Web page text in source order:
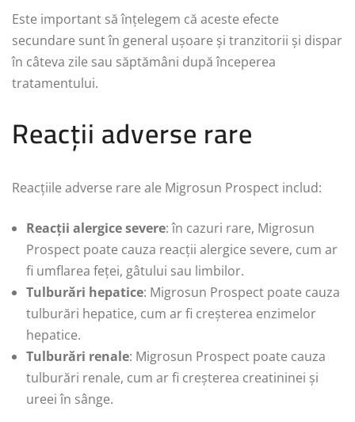
Este important să înțelegem că aceste efecte
secundare sunt în general ușoare și tranzitorii și dispar
în câteva zile sau săptămâni după începerea
tratamentului.
Reacții adverse rare
Reacțiile adverse rare ale Migrosun Prospect includ:
Reacții alergice severe: în cazuri rare, Migrosun
Prospect poate cauza reacții alergice severe, cum ar
fi umflarea feței, gâtului sau limbilor.
Tulburări hepatice: Migrosun Prospect poate cauza
tulburări hepatice, cum ar fi creșterea enzimelor
hepatice.
Tulburări renale: Migrosun Prospect poate cauza
tulburări renale, cum ar fi creșterea creatininei și
ureei în sânge.